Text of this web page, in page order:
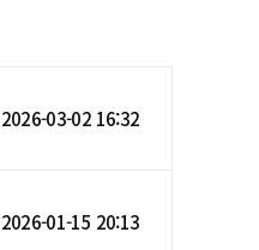
2026-03-02 16:32
2026-01-15 20:13